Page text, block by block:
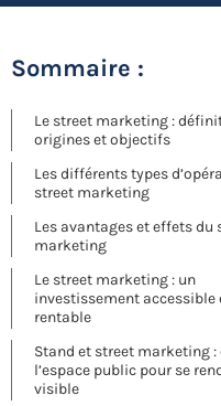
Sommaire :
Le street marketing :
origines et objectifs
Les différents types
street marketing
Les avantages et effets du
marketing
Le street marketing : un
investissement accessible
rentable
Stand et street marketing :
l’espace public pour se
visible